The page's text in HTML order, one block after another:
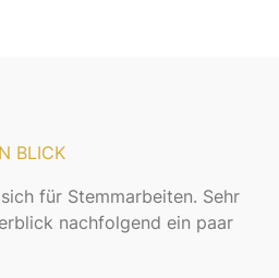
BLICK
für Stemmarbeiten. Sehr
nachfolgend ein paar